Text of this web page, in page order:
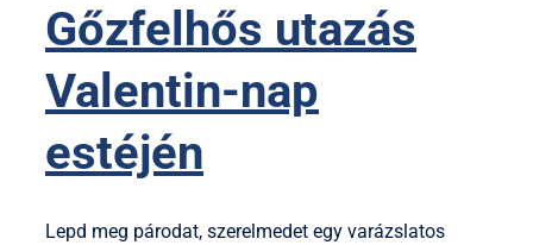
Gőzfelhős utazás
Valentin-nap
estéjén
Lepd meg párodat, szerelmedet egy varázslatos